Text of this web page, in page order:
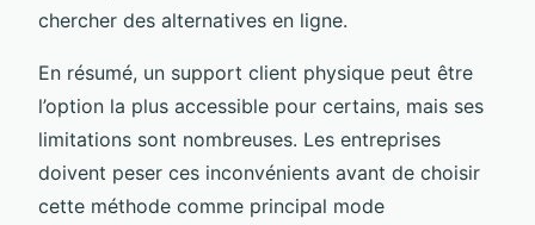
chercher des alternatives en ligne.
En résumé, un support client physique peut être
l’option la plus accessible pour certains, mais ses
limitations sont nombreuses. Les entreprises
doivent peser ces inconvénients avant de choisir
cette méthode comme principal mode